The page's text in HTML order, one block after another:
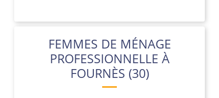
FEMMES DE MÉNAGE
PROFESSIONNELLE À
FOURNÈS (30)